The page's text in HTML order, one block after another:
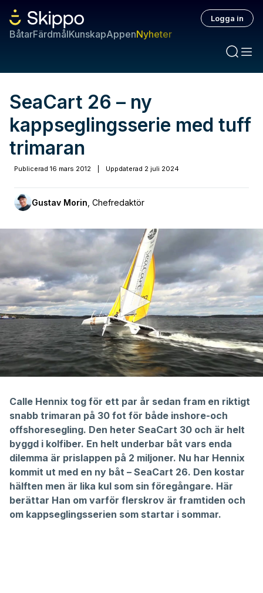
BåtarFärdmålKunskapAppenNyheter
Logga in
SeaCart 26 – ny
kappseglingsserie med tuff
trimaran
Publicerad 16 mars 2012 Uppdaterad 2 juli 2024
Gustav Morin Chefredaktör
minutes,
Calle Hennix tog för ett par år sedan fram en riktigt
snabb trimaran på 30 fot för både inshore-och
offshoresegling. Den heter SeaCart 30 och är helt
byggd i kolfiber. En helt underbar båt vars enda
dilemma är prislappen på 2 miljoner. Nu har Hennix
kommit ut med en ny båt – SeaCart 26. Den kostar
hälften men är lika kul som sin föregångare. Här
berättar Han om varför flerskrov är framtiden och
om kappseglingsserien som startar i sommar.